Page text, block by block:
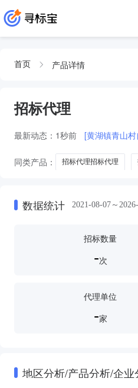
首页 产品详情
招标代理
最新动态： 1秒前 [黄湖镇青山
同类产品： 招标代理招标代理
数据统计 2021-08-07～
招标数量
-次
代理单位
-家
地区分析/产品分析/企业